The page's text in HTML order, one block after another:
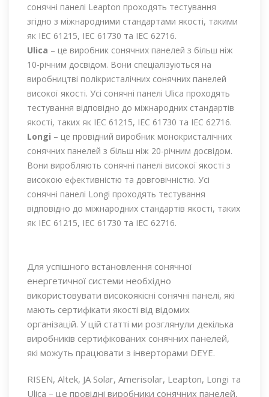
сонячні панелі Leapton проходять тестування
згідно з міжнародними стандартами якості, такими
як IEC 61215, IEC 61730 та IEC 62716.
Ulica – це виробник сонячних панелей з більш ніж
10-річним досвідом. Вони спеціалізуються на
виробництві полікристалічних сонячних панелей
високої якості. Усі сонячні панелі Ulica проходять
тестування відповідно до міжнародних стандартів
якості, таких як IEC 61215, IEC 61730 та IEC 62716.
Longi – це провідний виробник монокристалічних
сонячних панелей з більш ніж 20-річним досвідом.
Вони виробляють сонячні панелі високої якості з
високою ефективністю та довговічністю. Усі
сонячні панелі Longi проходять тестування
відповідно до міжнародних стандартів якості, таких
як IEC 61215, IEC 61730 та IEC 62716.
Для успішного встановлення сонячної
енергетичної системи необхідно
використовувати високоякісні сонячні панелі, які
мають сертифікати якості від відомих
організацій. У цій статті ми розглянули декілька
виробників сертифікованих сонячних панелей,
які можуть працювати з інверторами DEYE.
RISEN, Altek, JA Solar, Amerisolar, Leapton, Longi та
Ulica – це провідні виробники сонячних панелей,